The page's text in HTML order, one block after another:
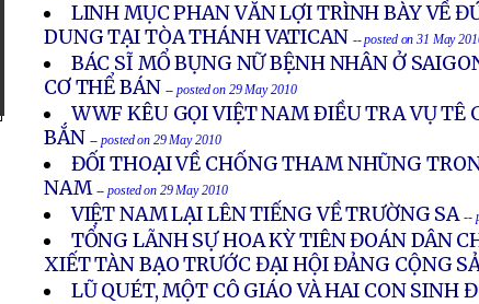
LINH MỤC PHAN VĂN LỢI TRÌNH BÀY VỀ
DUNG TẠI TÒA THÁNH VATICAN -- posted on 31 May
BÁC SĨ MỔ BỤNG NỮ BỆNH NHÂN Ở
CƠ THỂ BÁN -- posted on 29 May 2010
WWF KÊU GỌI VIỆT NAM ÐIỀU TRA VỤ TÊ
BẮN -- posted on 29 May 2010
ĐỐI THOẠI VỀ CHỐNG THAM NHŨNG
NAM -- posted on 29 May 2010
VIỆT NAM LẠI LÊN TIẾNG VỀ TRƯỜNG SA --
TỔNG LÃNH SỰ HOA KỲ TIÊN ĐOÁN DÂN
XIẾT TÀN BẠO TRƯỚC ĐẠI HỘI ĐẢNG CỘNG
LŨ QUÉT, MỘT CÔ GIÁO VÀ HAI CON SINH